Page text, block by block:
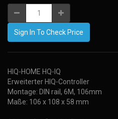
Sign In To Check Price
HIQ-HOME HQ-IQ
Erweiterter HIQ-Controller
Montage: DIN rail, 6M, 106mm
Maße: 106 x 108 x 58 mm